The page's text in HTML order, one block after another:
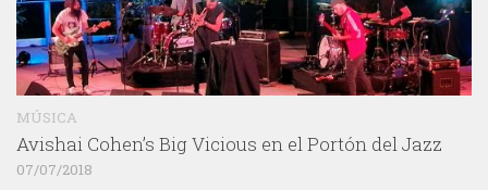
MÚSICA
Avishai Cohen’s Big Vicious en el Portón del Jazz
07/07/2018